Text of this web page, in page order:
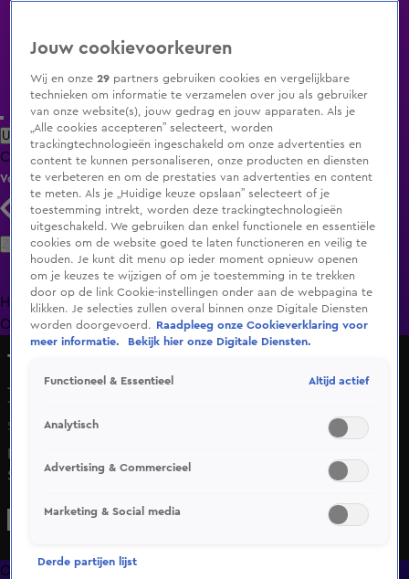
Uitzending Gemist Populaire programma's Zenders Genres
ClipsFilmsRadioSmart TV inlogShop
Volg KIJK
Zoeken
HomeUitzending Gemist Programma's De Bondgenoten
OranjezomerLivestreamsShop
The GLORY Story
Jamal Ben Saddik is vastberaden te winnen tijdens GLORY
100
5 juni 2025, 22:09
Saddik terug op zijn carrière en vooruit op zijn gevecht
Overzicht
Jouw cookievoorkeuren
Wij en onze29 partners gebruiken cookies en vergelijkbare
technieken om informatie te verzamelen over jou als gebruiker
van onze website(s), jouw gedrag en jouw apparaten. Als je
„Alle cookies accepteren” selecteert, worden
trackingtechnologieën ingeschakeld om onze advertenties en
content te kunnen personaliseren, onze producten en diensten
te verbeteren en om de prestaties van advertenties en content
te meten. Als je „Huidige keuze opslaan” selecteert of je
toestemming intrekt, worden deze trackingtechnologieën
uitgeschakeld. We gebruiken dan enkel functionele en essentiële
cookies om de website goed te laten functioneren en veilig te
houden. Je kunt dit menu op ieder moment opnieuw openen
om je keuzes te wijzigen of om je toestemming in te trekken
door op de link Cookie-instellingen onder aan de webpagina te
klikken. Je selecties zullen overal binnen onze Digitale Diensten
worden doorgevoerd.
Raadpleeg onze Cookieverklaring voor
meer informatie.
Bekijk hier onze Digitale Diensten.
Functioneel & Essentieel Altijd actief
Analytisch
Advertising & Commercieel
Marketing & Social media
Derde partijen lijst